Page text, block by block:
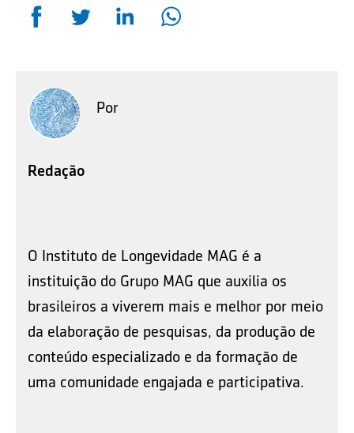
Por
Redação
O Instituto de Longevidade MAG é a
instituição do Grupo MAG que auxilia os
brasileiros a viverem mais e melhor por meio
da elaboração de pesquisas, da produção de
conteúdo especializado e da formação de
uma comunidade engajada e participativa.